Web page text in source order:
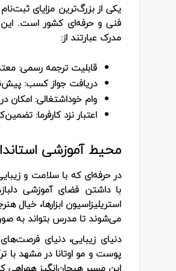
یکی از بزرگ‌ترین مزایای
فنی و حرفه‌ای کشور است.
مدرک عبارتند از:
قابلیت ترجمه رسمی: معتبر در
دریافت جواز کسب:
وام خوداشتغالی: امکان
اعتبار نزد کارفرما:
محیط آموزشی
در حرفه‌ای که با سلامت و
با داشتن فضای آموزشی
استریلیزاسیون ابزارها، خیال
می‌شوند تا مدرس بتواند به
دنیای زیبایی، دنیای
پوست و مو اوتانا در مشهد با